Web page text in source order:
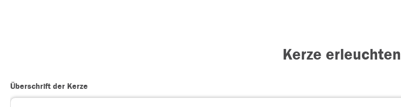
Kerze erleuchten
Überschrift der Kerze